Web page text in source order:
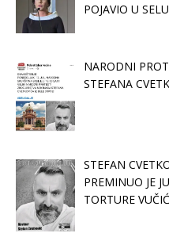
POJAVIO U
NARODNI
STEFANA
STEFAN
PREMINUO JE
TORTURE